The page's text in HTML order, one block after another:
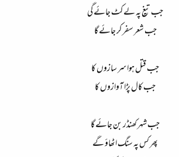
جب تیغ پہ لے کٹ جائے گی
جب شعر سفر کر جائے گا
جب قتل ہوا سر سازوں کا
جب کال پڑا آوازوں کا
جب شہر کھنڈر بن جائے گا
پھر کس پہ سنگ اٹھاؤ گے